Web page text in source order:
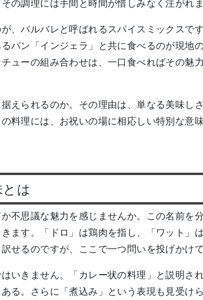
の調理には手間と時間が惜しみなく注がれま
、バルバレと呼ばれるスパイスミックスで
パン「インジェラ」と共に食べるのが現地
ューの組み合わせは、一口食べればその魅
えられるのか。その理由は、単なる美味し
料理には、お祝いの場に相応しい特別な意
は
不思議な魅力を感じませんか。この名前を
ます。「ドロ」は鶏肉を指し、「ワット」
せるのですが、ここで一つ問いを投げかけて
いきません。「カレー状の料理」と説明さ
る。さらに「煮込み」という表現も見受け